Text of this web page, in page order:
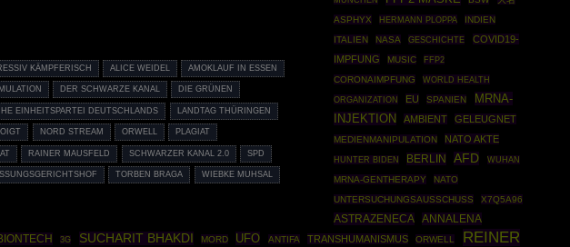
KÄMPFERISCH ALICE WEIDEL AMOKLAUF IN ESSEN
DER SCHWARZE KANAL DIE GRÜNEN
EINHEITSPARTEI DEUTSCHLANDS LANDTAG THÜRINGEN
NORD STREAM ORWELL PLAGIAT
RAINER MAUSFELD SCHWARZER KANAL 2.0 SPD
TORBEN BRAGA WIEBKE MUHSAL
ASPHYX
HERMANN PLOPPA
INDIEN
ITALIEN
NASA GESCHICHTE
COVID19-
IMPFUNG
MUSIC
FFP2
CORONAIMPFUNG
WORLD HEALTH
ORGANIZATION
EU SPANIEN
MRNA-
INJEKTION
AMBIENT GELEUGNET
MEDIENMANIPULATION NATO AKTE
HUNTER BIDEN BERLIN AFD WUHAN
MRNA-GENTHERAPY
NATO
UNTERSUCHUNGSAUSSCHUSS
X7Q5A96
ASTRAZENECA ANNALENA
3G SUCHARIT BHAKDI MORD UFO ANTIFA TRANSHUMANISMUS ORWELL
REINER